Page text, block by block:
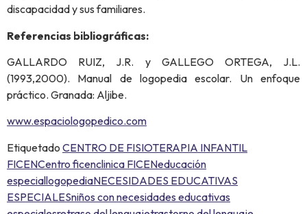
discapacidad y sus familiares.
Referencias bibliográficas:
GALLARDO RUIZ, J.R. y GALLEGO ORTEGA, J.L.
(1993,2000). Manual de logopedia escolar. Un enfoque
práctico. Granada: Aljibe.
www.espaciologopedico.com
Etiquetado CENTRO DE FISIOTERAPIA INFANTIL
FICENCentro ficenclinica FICENeducación
especiallogopediaNECESIDADES EDUCATIVAS
ESPECIALESniños con necesidades educativas